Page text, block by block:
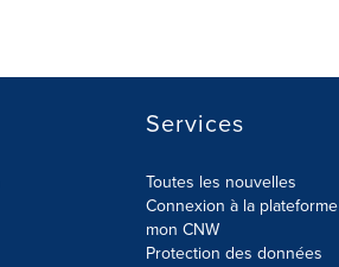
Services
Toutes les nouvelles
Connexion à la plateforme
mon CNW
Protection des données